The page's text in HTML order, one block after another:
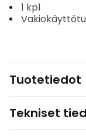
1 kpl
Tuotetiedot
Tekniset